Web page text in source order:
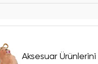
Aksesuar Ürünlerini